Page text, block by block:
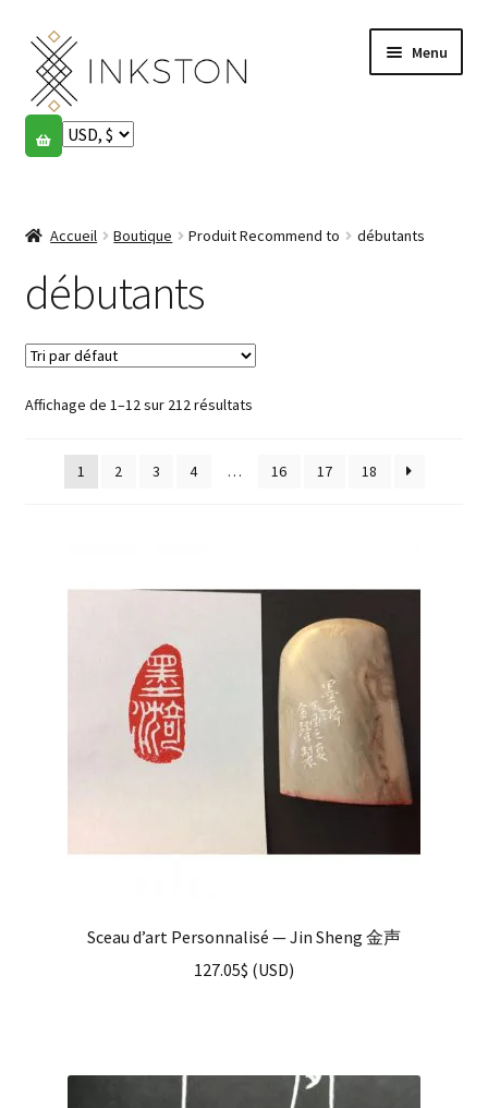
Aller
la
navigation
Aller
au
contenu
Menu
Boutique
English
Español
Français
Communauté
Mon compte
Accueil Boutique Produit Recommend to débutants
débutants
Affichage de 1–12 sur 212 résultats
1 2 3 4 … 16 17 18
Sceau d’art Personnalisé — Jin Sheng 金声
127.05$ (USD)